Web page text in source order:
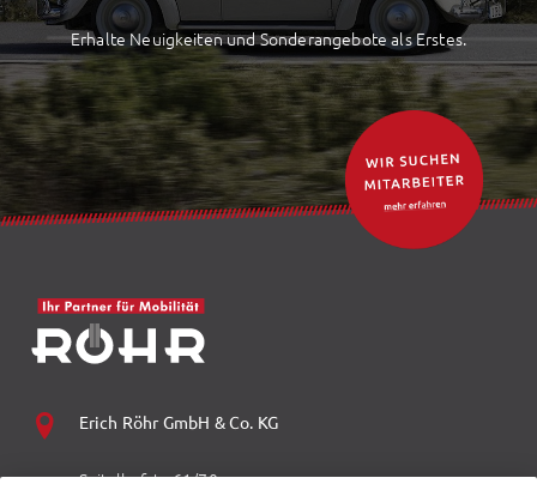
Erhalte Neuigkeiten und Sonderangebote als Erstes.
Erich Röhr GmbH & Co. KG
Spitalhofstr. 61/70